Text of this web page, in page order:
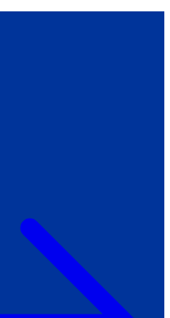
безпеки глухих
Всеукраїнський пісенний
челендж «Україно, ти є!»
Молодіжний челендж «Жестова
мова для мене – це…»
Репортажі спеціальних та
інклюзивних начальних закладів